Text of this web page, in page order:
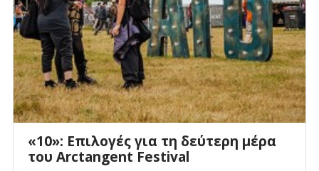
«10»: Επιλογές για τη δεύτερη μέρα
του Arctangent Festival